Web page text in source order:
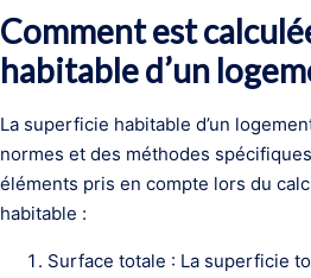
Comment est
habitable d’un
La superficie habitable d’un
normes et des méthodes
éléments pris en compte lors du
habitable :
Surface totale : La superficie